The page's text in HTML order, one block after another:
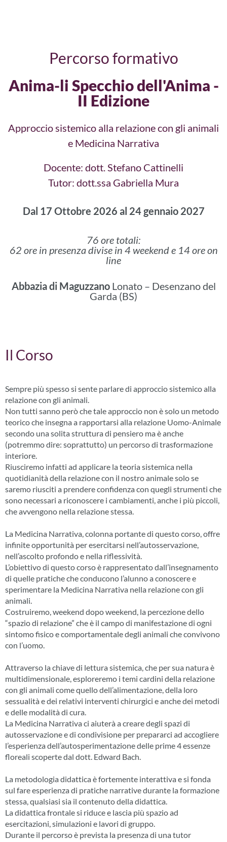
Percorso formativo
Anima-li Specchio dell'Anima -
II Edizione
Approccio sistemico alla relazione con gli animali
e Medicina Narrativa
Docente: dott. Stefano Cattinelli
Tutor: dott.ssa Gabriella Mura
Dal 17 Ottobre 2026 al 24 gennaio 2027
76 ore totali:
62 ore in presenza divise in 4 weekend e 14 ore on
line
Abbazia di MaguzzanoLonato – Desenzano del
Garda (BS)
Il Corso
Sempre più spesso si sente parlare di approccio sistemico alla
relazione con gli animali.
Non tutti sanno però che tale approccio non è solo un metodo
teorico che insegna a rapportarsi alla relazione Uomo-Animale
secondo una solita struttura di pensiero ma è anche
(potremmo dire: soprattutto) un percorso di trasformazione
interiore.
Riusciremo infatti ad applicare la teoria sistemica nella
quotidianità della relazione con il nostro animale solo se
saremo riusciti a prendere confidenza con quegli strumenti che
sono necessari a riconoscere i cambiamenti, anche i più piccoli,
che avvengono nella relazione stessa.
La Medicina Narrativa, colonna portante di questo corso, offre
infinite opportunità per esercitarsi nell’autosservazione,
nell’ascolto profondo e nella riflessività.
L’obiettivo di questo corso è rappresentato dall’insegnamento
di quelle pratiche che conducono l’alunno a conoscere e
sperimentare la Medicina Narrativa nella relazione con gli
animali.
Costruiremo, weekend dopo weekend, la percezione dello
“spazio di relazione” che è il campo di manifestazione di ogni
sintomo fisico e comportamentale degli animali che convivono
con l’uomo.
Attraverso la chiave di lettura sistemica, che per sua natura è
multidimensionale, esploreremo i temi cardini della relazione
con gli animali come quello dell’alimentazione, della loro
sessualità e dei relativi interventi chirurgici e anche dei metodi
e delle modalità di cura.
La Medicina Narrativa ci aiuterà a creare degli spazi di
autosservazione e di condivisione per prepararci ad accogliere
l’esperienza dell’autosperimentazione delle prime 4 essenze
floreali scoperte dal dott. Edward Bach.
La metodologia didattica è fortemente interattiva e si fonda
sul fare esperienza di pratiche narrative durante la formazione
stessa, qualsiasi sia il contenuto della didattica.
La didattica frontale si riduce e lascia più spazio ad
esercitazioni, simulazioni e lavori di gruppo.
Durante il percorso è prevista la presenza di una tutor